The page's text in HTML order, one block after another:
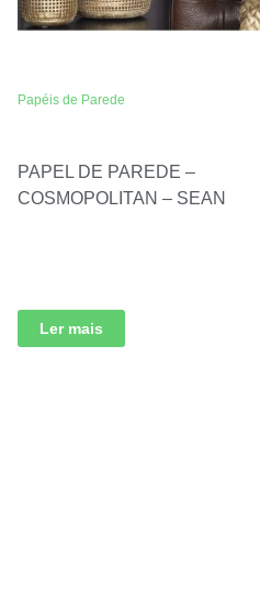
Papéis de Parede
PAPEL DE PAREDE –
COSMOPOLITAN – SEAN
Ler mais